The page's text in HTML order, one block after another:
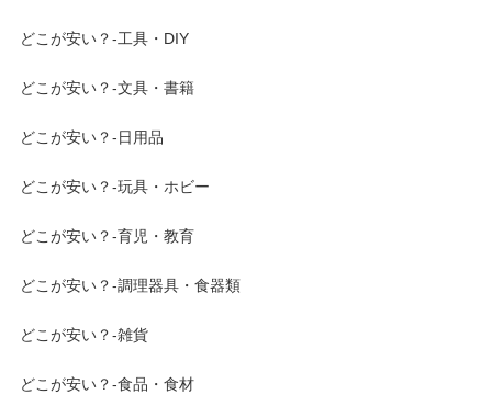
どこが安い？-工具・DIY
どこが安い？-文具・書籍
どこが安い？-日用品
どこが安い？-玩具・ホビー
どこが安い？-育児・教育
どこが安い？-調理器具・食器類
どこが安い？-雑貨
どこが安い？-食品・食材